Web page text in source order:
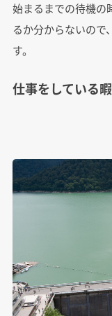
始まるまでの待機の
るか分からないので
す。
仕事をしている